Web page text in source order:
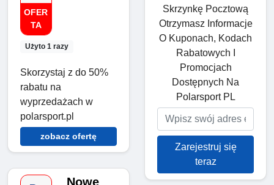
OFER
TA
Użyto 1 razy
Skorzystaj z do 50%
rabatu na
wyprzedażach w
polarsport.pl
zobacz ofertę
Nowe
Skrzynkę Pocztową
Otrzymasz Informacje
O Kuponach, Kodach
Rabatowych I
Promocjach
Dostępnych Na
Polarsport PL
Zarejestruj się
teraz